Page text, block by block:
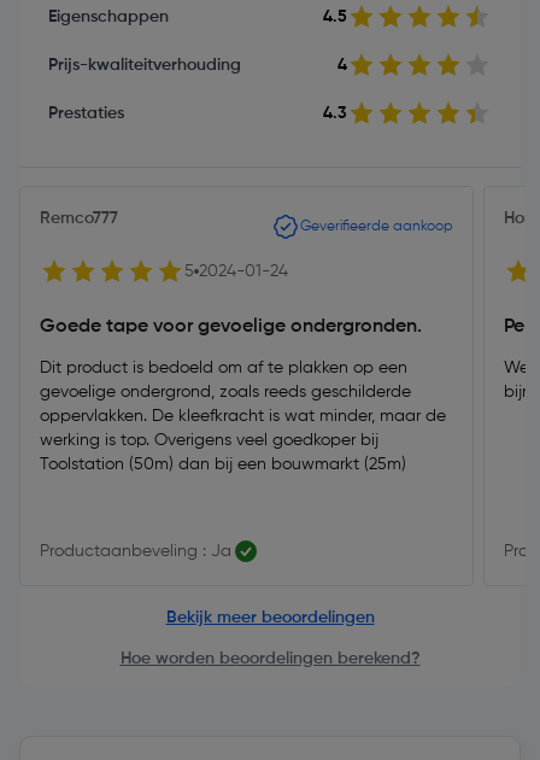
Eigenschappen 4.5
Prijs-kwaliteitverhouding 4
Prestaties 4.3
Remco777 Geverifieerde aankoop
5 2024-01-24
Goede tape voor gevoelige ondergronden.
Dit product is bedoeld om af te plakken op een
gevoelige ondergrond, zoals reeds geschilderde
oppervlakken. De kleefkracht is wat minder, maar de
werking is top. Overigens veel goedkoper bij
Toolstation (50m) dan bij een bouwmarkt (25m)
Productaanbeveling : Ja
Wel
Bekijk meer beoordelingen
Hoe worden beoordelingen berekend?